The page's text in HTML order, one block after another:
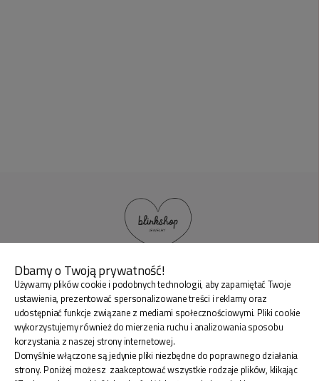
BLINK SHOP Joanna Pradellok, Dominów ul. Brylantowa
18 20-388 Lublin Polska
Dbamy o Twoją prywatność!
Używamy plików cookie i podobnych technologii, aby zapamiętać Twoje
ustawienia, prezentować spersonalizowane treści i reklamy oraz
udostępniać funkcje związane z mediami społecznościowymi. Pliki cookie
wykorzystujemy również do mierzenia ruchu i analizowania sposobu
korzystania z naszej strony internetowej.
Domyślnie włączone są jedynie pliki niezbędne do poprawnego działania
strony. Poniżej możesz zaakceptować wszystkie rodzaje plików, klikając